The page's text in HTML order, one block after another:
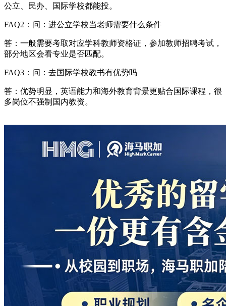
公立、民办、国际学校都能投。
FAQ2：问：进公立学校当老师需要什么条件
答：一般需要考取对应学科教师资格证，参加教师招聘考试，
部分地区会看专业是否匹配。
FAQ3：问：去国际学校教书有优势吗
答：优势明显，英语能力和海外教育背景更贴合国际课程，很
多岗位不强制国内教资。